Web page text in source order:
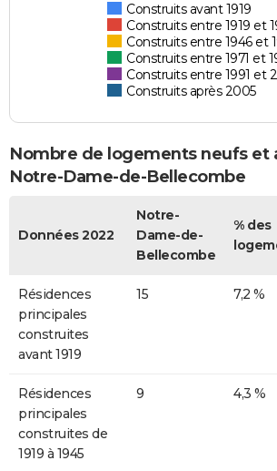
Construits avant 1919
Construits entre 1919 et
Construits entre 1946 et
Construits entre 1971 et
Construits entre 1991 et
Construits après 2005
Nombre de logements neufs et
Notre-Dame-de-Bellecombe
Données 2022
Notre-
Dame-de-
Bellecombe
% des
Résidences
principales
construites
avant 1919
15 7,2 %
Résidences
principales
construites de
1919 à 1945
9 4,3 %